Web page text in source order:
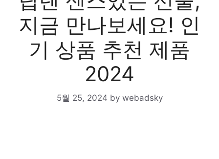
지금 만나보세요! 인
기 상품 추천 제품
2024
5월 25, 2024 by webadsky